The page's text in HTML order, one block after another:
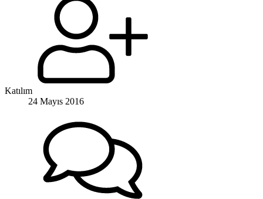
Katılım
24 Mayıs 2016